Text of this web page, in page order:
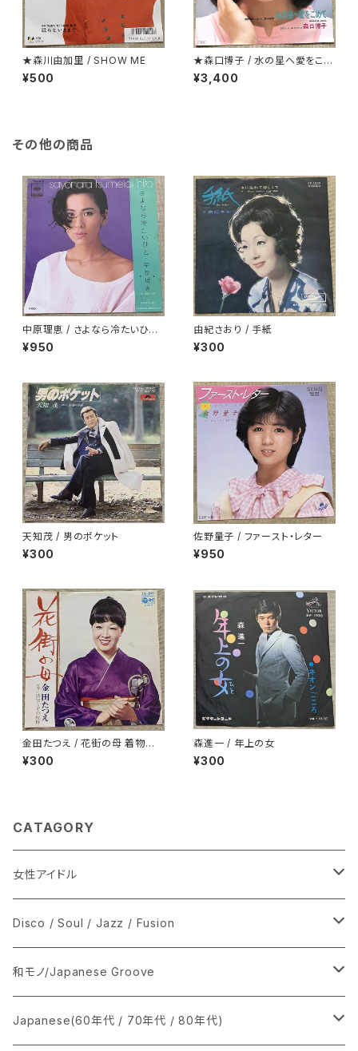
★森川由加里 / SHOW ME
¥500
★森口博子 / 水の星へ愛をこめ
て
¥3,400
その他の商品
中原理恵 / さよなら冷たいひと
プロモ
¥950
由紀さおり / 手紙
¥300
天知茂 / 男のポケット
¥300
佐野量子 / ファースト・レター
¥950
金田たつえ / 花街の母 着物ジャ
ケ
¥300
森進一 / 年上の女
¥300
CATAGORY
女性アイドル
シングル盤
あ行
か行
LP
CD
Disco / Soul / Jazz / Fusion
シングル盤
A
12インチ・シングル
和モノ/Japanese Groove
シングル盤
Japanese(60年代 / 70年代 / 80年代)